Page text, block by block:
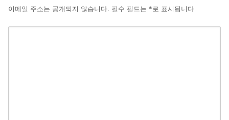
이메일 주소는 공개되지 않습니다. 필수 필드는 *로 표시됩니다